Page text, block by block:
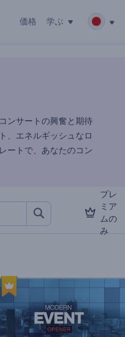
価格 学ぶ
ンサートの興奮と期待
、エネルギッシュなロ
ートで、あなたのコン
プレ
ミア
ムの
み